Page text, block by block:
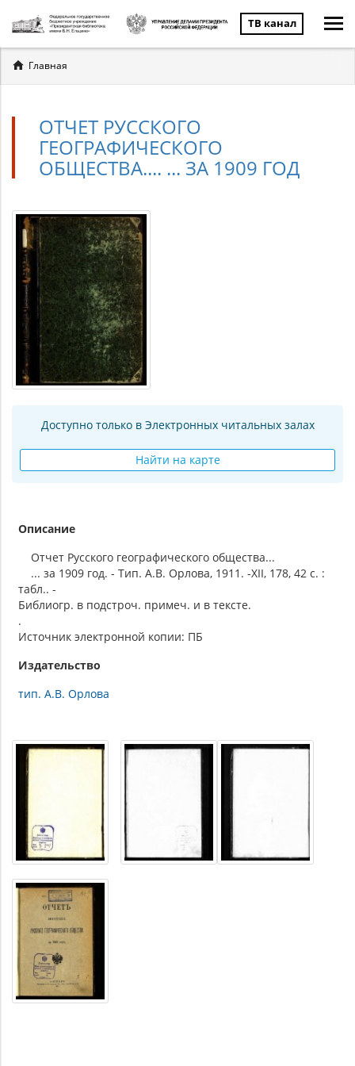
ТВ канал
Вы
здесь
Главная
ОТЧЕТ РУССКОГО
ГЕОГРАФИЧЕСКОГО
ОБЩЕСТВА.... ... ЗА 1909 ГОД
Доступно только в Электронных читальных залах
Найти на карте
Описание
Отчет Русского географического общества...
... за 1909 год. - Тип. А.В. Орлова, 1911. -XII, 178, 42 с. :
табл.. -
Библиогр. в подстроч. примеч. и в тексте.
.
Источник электронной копии: ПБ
Издательство
тип. А.В. Орлова